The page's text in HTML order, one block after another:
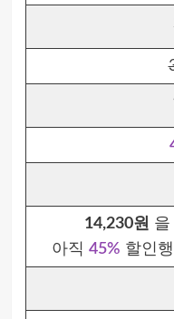
14,230원 을
아직 45% 할인